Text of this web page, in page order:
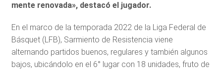
mente renovada», destacó el jugador.
En el marco de la temporada 2022 de la Liga Federal de
Básquet (LFB), Sarmiento de Resistencia viene
alternando partidos buenos, regulares y también algunos
bajos, ubicándolo en el 6° lugar con 18 unidades, fruto de